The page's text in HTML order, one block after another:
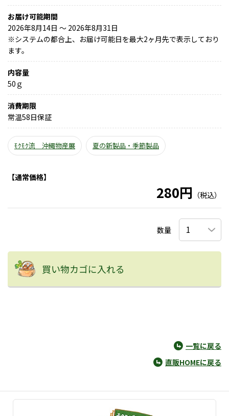
お届け可能期間
2026年8月14日 ～ 2026年8月31日
※システムの都合上、お届け可能日を最大2ヶ月先で表示しており
ます。
内容量
50ｇ
消費期限
常温58日保証
ﾓｸﾓｸ流 沖縄物産展 夏の新製品・季節製品
【通常価格】
280円 （税込）
数量
買い物カゴに入れる
一覧に戻る
直販HOMEに戻る